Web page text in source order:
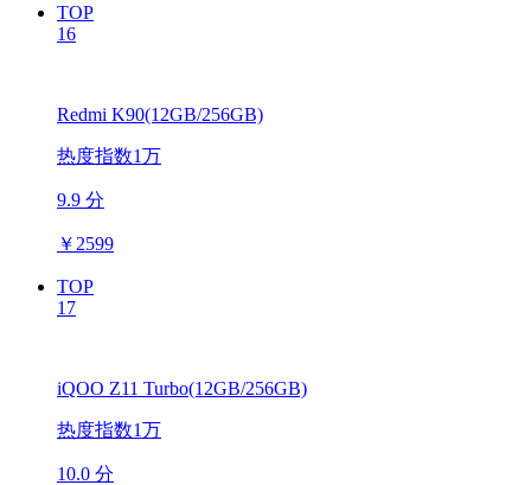
TOP
16
Redmi K90(12GB/256GB)
热度指数1万
9.9 分
￥ 2599
TOP
17
iQOO Z11 Turbo(12GB/256GB)
热度指数1万
10.0 分